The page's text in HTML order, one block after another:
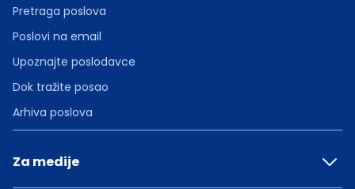
Pretraga poslova
Poslovi na email
Upoznajte poslodavce
Dok tražite posao
Arhiva poslova
Za medije